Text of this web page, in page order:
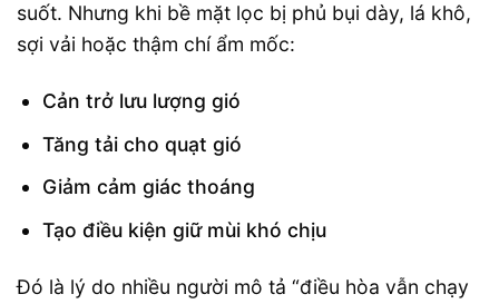
suốt. Nhưng khi bề mặt lọc bị phủ bụi dày, lá khô,
sợi vải hoặc thậm chí ẩm mốc:
Cản trở lưu lượng gió
Tăng tải cho quạt gió
Giảm cảm giác thoáng
Tạo điều kiện giữ mùi khó chịu
Đó là lý do nhiều người mô tả “điều hòa vẫn chạy